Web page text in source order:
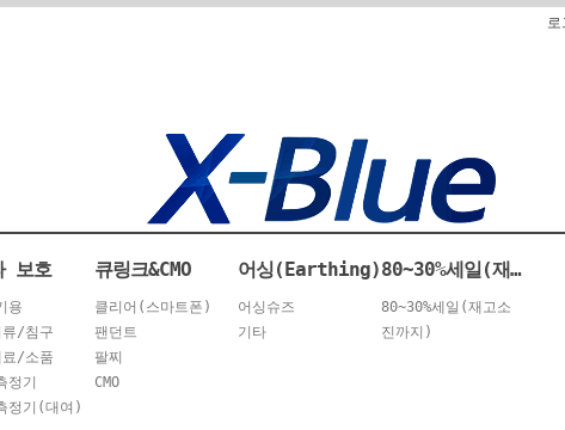
로
보호
용
/침구
/소품
정기
정기(대여)
큐링크&CMO
클리어(스마트폰)
팬던트
팔찌
CMO
어싱(Earthing)
어싱슈즈
기타
80~30%세일(재고소진까지)
80~30%세일(재고소
진까지)